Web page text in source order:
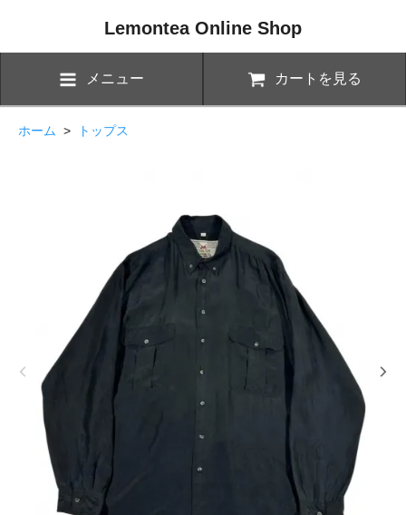
Lemontea Online Shop
メニュー カートを見る
ホーム > トップス